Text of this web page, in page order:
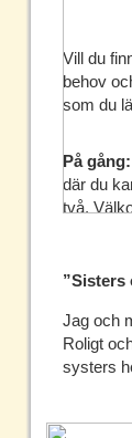
Vill du
behov
som du
På gång:
där du
två.
”Sisters
Jag och
Roligt
systers